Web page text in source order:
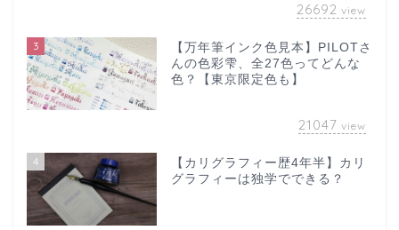
26692 view
3
【万年筆インク色見本】PILOTさ
んの色彩雫、全27色ってどんな
色？【東京限定色も】
21047 view
4
【カリグラフィー歴4年半】カリ
グラフィーは独学でできる？